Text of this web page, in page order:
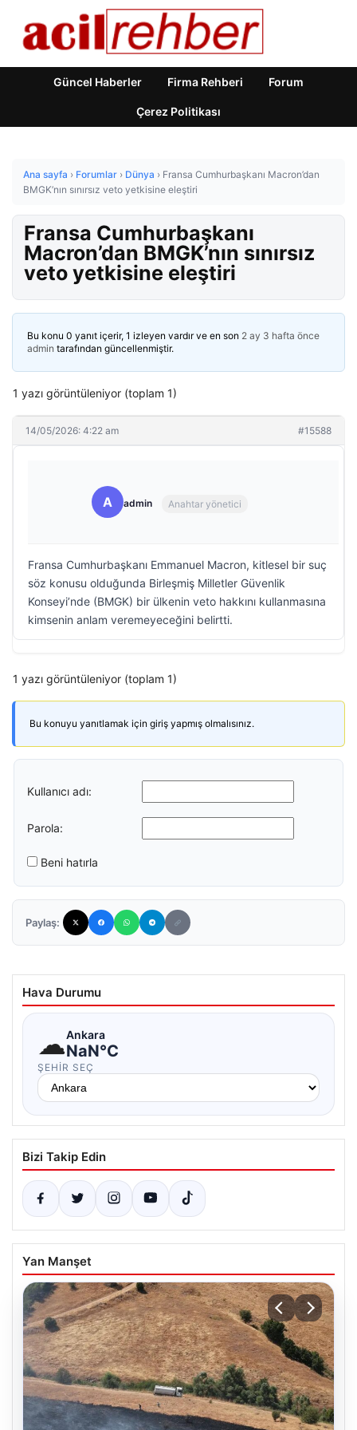
Güncel Haberler Firma Rehberi Forum
Çerez Politikası
Ana sayfa › Forumlar › Dünya › Fransa Cumhurbaşkanı Macron’dan
BMGK’nın sınırsız veto yetkisine eleştiri
Fransa Cumhurbaşkanı
Macron’dan BMGK’nın sınırsız
veto yetkisine eleştiri
Bu konu 0 yanıt içerir, 1 izleyen vardır ve en son 2 ay 3 hafta önce
admin tarafından güncellenmiştir.
1 yazı görüntüleniyor (toplam 1)
14/05/2026: 4:22 am #15588
A admin Anahtar yönetici
Fransa Cumhurbaşkanı Emmanuel Macron, kitlesel bir suç
söz konusu olduğunda Birleşmiş Milletler Güvenlik
Konseyi’nde (BMGK) bir ülkenin veto hakkını kullanmasına
kimsenin anlam veremeyeceğini belirtti.
1 yazı görüntüleniyor (toplam 1)
Bu konuyu yanıtlamak için giriş yapmış olmalısınız.
Kullanıcı adı:
Parola:
Beni hatırla
Paylaş:
Hava Durumu
☁Ankara
NaN°C
ŞEHIR SEÇ
Bizi Takip Edin
Yan Manşet